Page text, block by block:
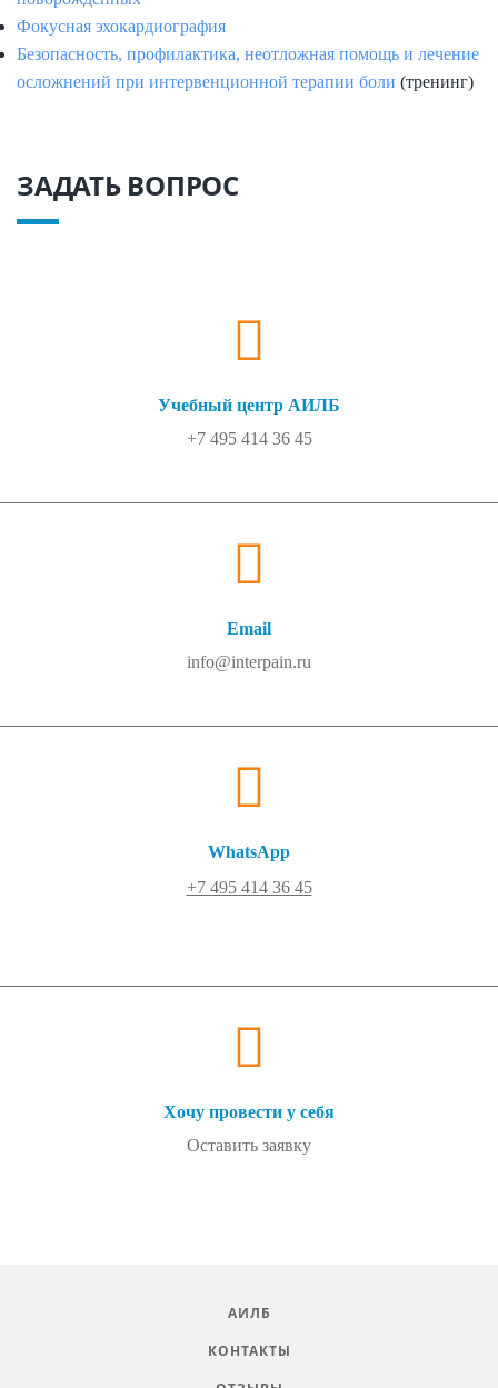
Фокусная эхокардиография
Безопасность, профилактика, неотложная помощь и лечение
осложнений при интервенционной терапии боли (тренинг)
ЗАДАТЬ ВОПРОС
Учебный центр АИЛБ
+7 495 414 36 45
Email
info@interpain.ru
WhatsApp
+7 495 414 36 45
Хочу провести у себя
Оставить заявку
АИЛБ
КОНТАКТЫ